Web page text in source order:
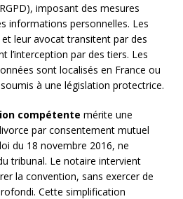
imposant des mesures
informations personnelles. Les
leur avocat transitent par des
l’interception par des tiers. Les
sont localisés en France ou
à une législation protectrice.
compétente mérite une
par consentement mutuel
du 18 novembre 2016, ne
tribunal. Le notaire intervient
la convention, sans exercer de
Cette simplification